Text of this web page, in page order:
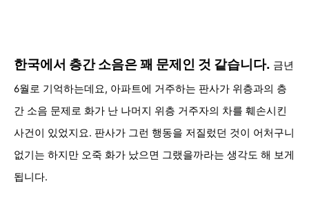
한국에서 층간 소음은꽤 문제인 것 같습니다. 금년
6월로 기억하는데요, 아파트에 거주하는 판사가 위층과의 층
간 소음 문제로 화가 난 나머지 위층 거주자의 차를 훼손시킨
사건이 있었지요. 판사가 그런 행동을 저질렀던 것이 어처구니
없기는 하지만 오죽 화가 났으면 그랬을까라는 생각도 해 보게
됩니다.